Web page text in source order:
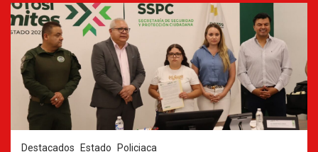
Destacados Estado Policiaca